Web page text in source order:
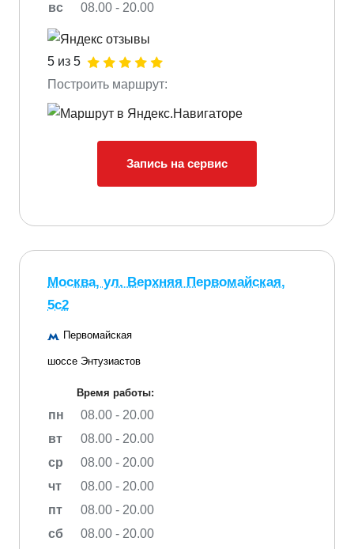
вс
08.00 - 20.00
5 из 5
Построить маршрут:
Запись на сервис
Москва, ул. Верхняя Первомайская,
5с2
Первомайская
шоссе Энтузиастов
Время работы:
пн
08.00 - 20.00
вт
08.00 - 20.00
ср
08.00 - 20.00
чт
08.00 - 20.00
пт
08.00 - 20.00
сб
08.00 - 20.00